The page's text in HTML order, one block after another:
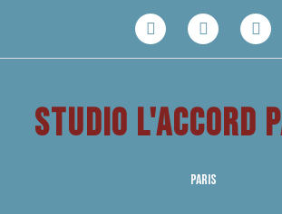
STUDIO L'ACCORD
PARIS